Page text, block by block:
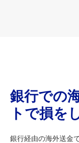
銀行での
トで損を
銀行経由の海外送金